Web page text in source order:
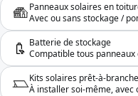
Panneaux solaires en
Avec ou sans stockage /
Batterie de stockage
Compatible tous
Kits solaires prêt-à-
À installer soi-même, avec